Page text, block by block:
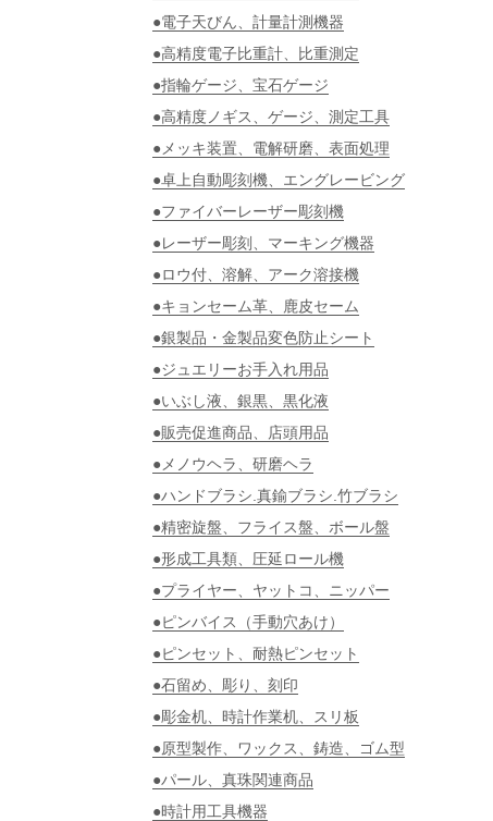
●電子天びん、計量計測機器
●高精度電子比重計、比重測定
●指輪ゲージ、宝石ゲージ
●高精度ノギス、ゲージ、測定工具
●メッキ装置、電解研磨、表面処理
●卓上自動彫刻機、エングレービング
●ファイバーレーザー彫刻機
●レーザー彫刻、マーキング機器
●ロウ付、溶解、アーク溶接機
●キョンセーム革、鹿皮セーム
●銀製品・金製品変色防止シート
●ジュエリーお手入れ用品
●いぶし液、銀黒、黒化液
●販売促進商品、店頭用品
●メノウヘラ、研磨ヘラ
●ハンドブラシ.真鍮ブラシ.竹ブラシ
●精密旋盤、フライス盤、ボール盤
●形成工具類、圧延ロール機
●プライヤー、ヤットコ、ニッパー
●ピンバイス（手動穴あけ）
●ピンセット、耐熱ピンセット
●石留め、彫り、刻印
●彫金机、時計作業机、スリ板
●原型製作、ワックス、鋳造、ゴム型
●パール、真珠関連商品
●時計用工具機器